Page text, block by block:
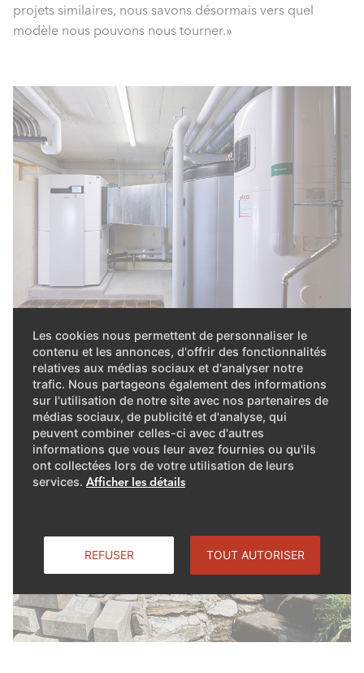
Les cookies nous permettent de personnaliser le
contenu et les annonces, d'offrir des fonctionnalités
relatives aux médias sociaux et d'analyser notre
trafic. Nous partageons également des informations
sur l'utilisation de notre site avec nos partenaires de
médias sociaux, de publicité et d'analyse, qui
peuvent combiner celles-ci avec d'autres
informations que vous leur avez fournies ou qu'ils
ont collectées lors de votre utilisation de leurs
services. Afficher les détails
REFUSER TOUT AUTORISER
projets similaires, nous savons désormais vers quel
modèle nous pouvons nous tourner.»